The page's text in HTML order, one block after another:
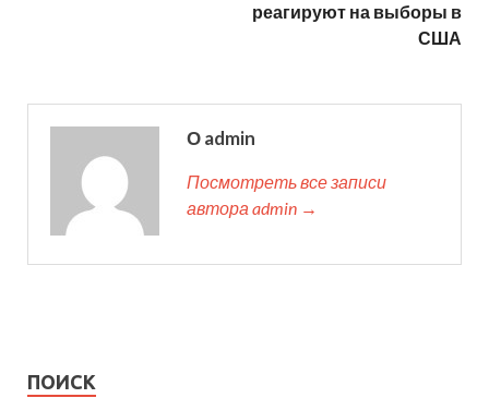
реагируют на выборы в
США
О admin
Посмотреть все записи
автора admin →
ПОИСК